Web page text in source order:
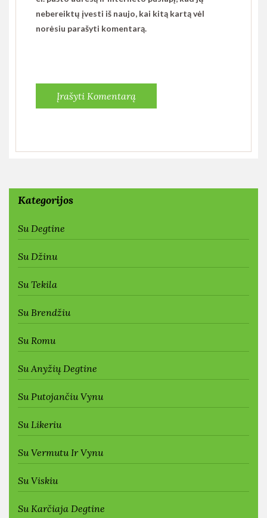
nebereiktų įvesti iš naujo, kai kitą kartą vėl
norėsiu parašyti komentarą.
Kategorijos
Su Degtine
Su Džinu
Su Tekila
Su Brendžiu
Su Romu
Su Anyžių Degtine
Su Putojančiu Vynu
Su Likeriu
Su Vermutu Ir Vynu
Su Viskiu
Su Karčiaja Degtine